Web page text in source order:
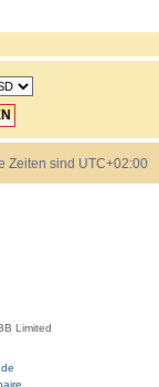
Zeiten sind UTC+02:00
Limited